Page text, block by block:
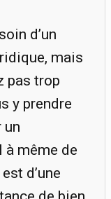
d’un
mais
pas trop
y prendre
un
même de
d’une